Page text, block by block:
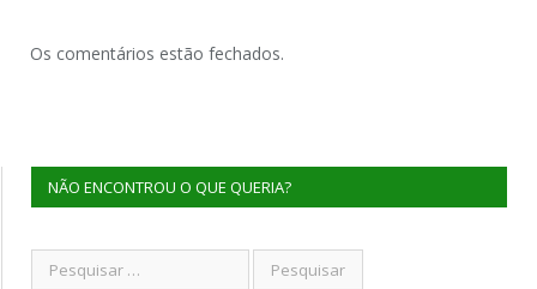
Os comentários estão fechados.
NÃO ENCONTROU O QUE QUERIA?